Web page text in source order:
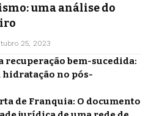
uma análise do
25, 2023
recuperação bem-sucedida:
no pós-
de Franquia: O documento